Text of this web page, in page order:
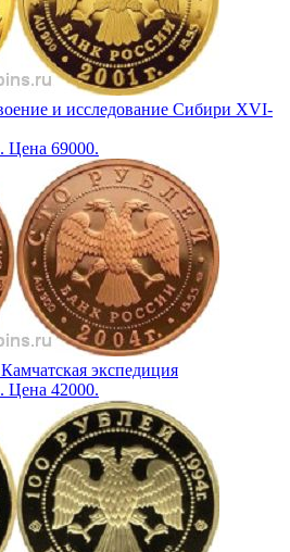
и исследование Сибири XVI-
Цена 69000.
экспедиция
Цена 42000.